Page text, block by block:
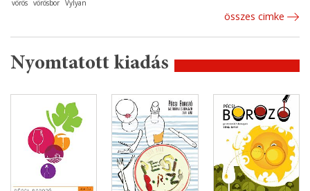
vörös vörösbor Vylyan
összes cimke
Nyomtatott kiadás